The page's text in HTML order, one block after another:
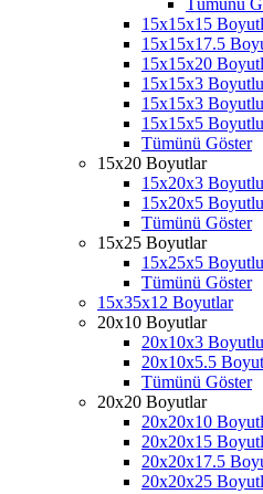
Tümünü
15x15x15
15x15x17.5
15x15x20
15x15x3
15x15x3
15x15x5
Tümünü Göster
15x20 Boyutlar
15x20x3
15x20x5
Tümünü Göster
15x25 Boyutlar
15x25x5
Tümünü Göster
15x35x12 Boyutlar
20x10 Boyutlar
20x10x3
20x10x5.5
Tümünü Göster
20x20 Boyutlar
20x20x10
20x20x15
20x20x17.5
20x20x25